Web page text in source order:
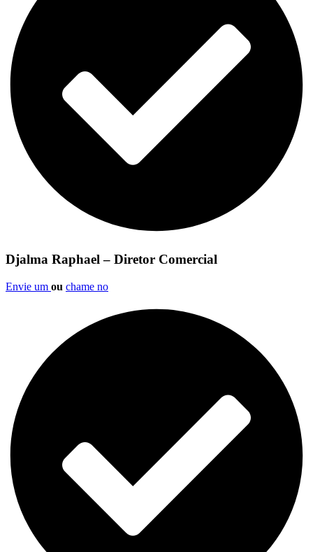
Djalma Raphael – Diretor Comercial
Envie um ou chame no